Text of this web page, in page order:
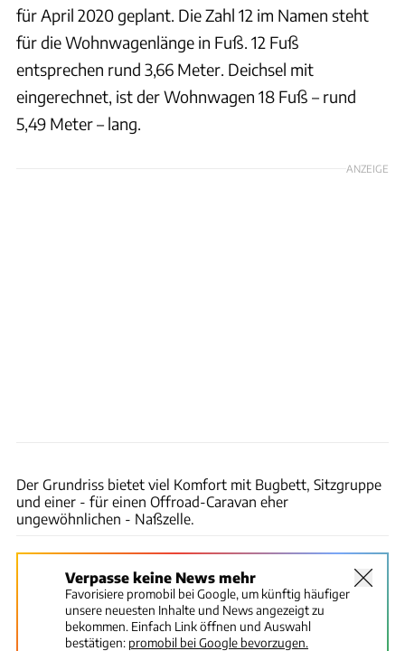
für April 2020 geplant. Die Zahl 12 im Namen steht
für die Wohnwagenlänge in Fuß. 12 Fuß
entsprechen rund 3,66 Meter. Deichsel mit
eingerechnet, ist der Wohnwagen 18 Fuß – rund
5,49 Meter – lang.
ANZEIGE
Der Grundriss bietet viel Komfort mit Bugbett, Sitzgruppe
und einer - für einen Offroad-Caravan eher
ungewöhnlichen - Naßzelle.
Verpasse keine News mehr
Favorisiere promobil bei Google, um künftig häufiger
unsere neuesten Inhalte und News angezeigt zu
bekommen. Einfach Link öffnen und Auswahl
bestätigen: promobil bei Google bevorzugen.